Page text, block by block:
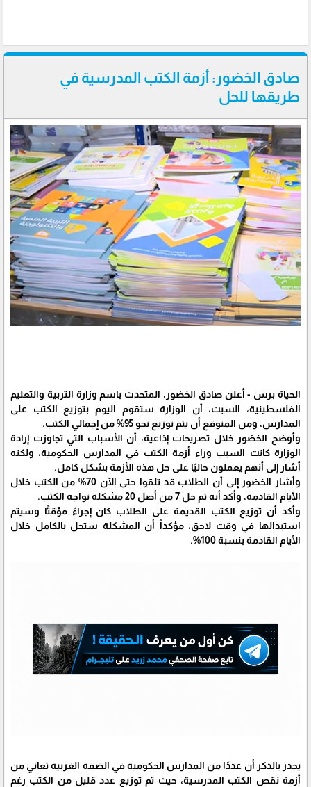
صادق الخضور: أزمة الكتب المدرسية في
طريقها للحل
الحياة برس - أعلن صادق الخضور، المتحدث باسم وزارة التربية والتعليم
الفلسطينية، السبت، أن الوزارة ستقوم اليوم بتوزيع الكتب على
المدارس، ومن المتوقع أن يتم توزيع نحو 95% من إجمالي الكتب.
وأوضح الخضور خلال تصريحات إذاعية، أن الأسباب التي تجاوزت إرادة
الوزارة كانت السبب وراء أزمة الكتب في المدارس الحكومية، ولكنه
أشار إلى أنهم يعملون حاليًا على حل هذه الأزمة بشكل كامل.
وأشار الخضور إلى أن الطلاب قد تلقوا حتى الآن 70% من الكتب خلال
الأيام القادمة، وأكد أنه تم حل 7 من أصل 20 مشكلة تواجه الكتب.
وأكد أن توزيع الكتب القديمة على الطلاب كان إجراءً مؤقتًا وسيتم
استبدالها في وقت لاحق، مؤكداً أن المشكلة ستحل بالكامل خلال
الأيام القادمة بنسبة 100%.
يجدر بالذكر أن عددًا من المدارس الحكومية في الضفة الغربية تعاني من
أزمة نقص الكتب المدرسية، حيث تم توزيع عدد قليل من الكتب رغم